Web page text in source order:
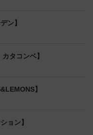
ン】
タコンベ】
】
ョン】